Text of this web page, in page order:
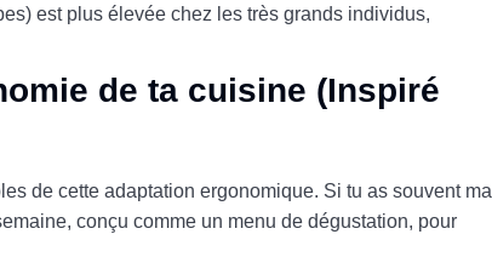
est plus élevée chez les très grands individus,
de ta cuisine (Inspiré
de cette adaptation ergonomique. Si tu as souvent mal
conçu comme un menu de dégustation, pour